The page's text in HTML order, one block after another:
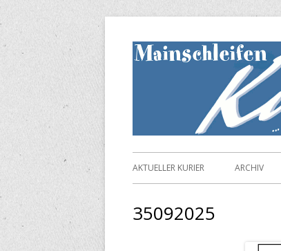
Springe
zum
Inhalt
Primäres
AKTUELLER KURIER ARCHIV
35092025